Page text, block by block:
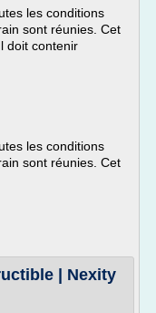
les conditions
sont réunies. Cet
doit contenir
les conditions
sont réunies. Cet
| Nexity